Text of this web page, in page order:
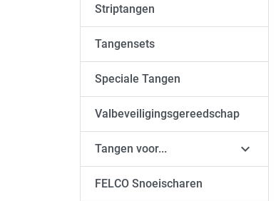
Striptangen
Tangensets
Speciale Tangen
Valbeveiligingsgereedschap
Tangen voor... 
FELCO Snoeischaren